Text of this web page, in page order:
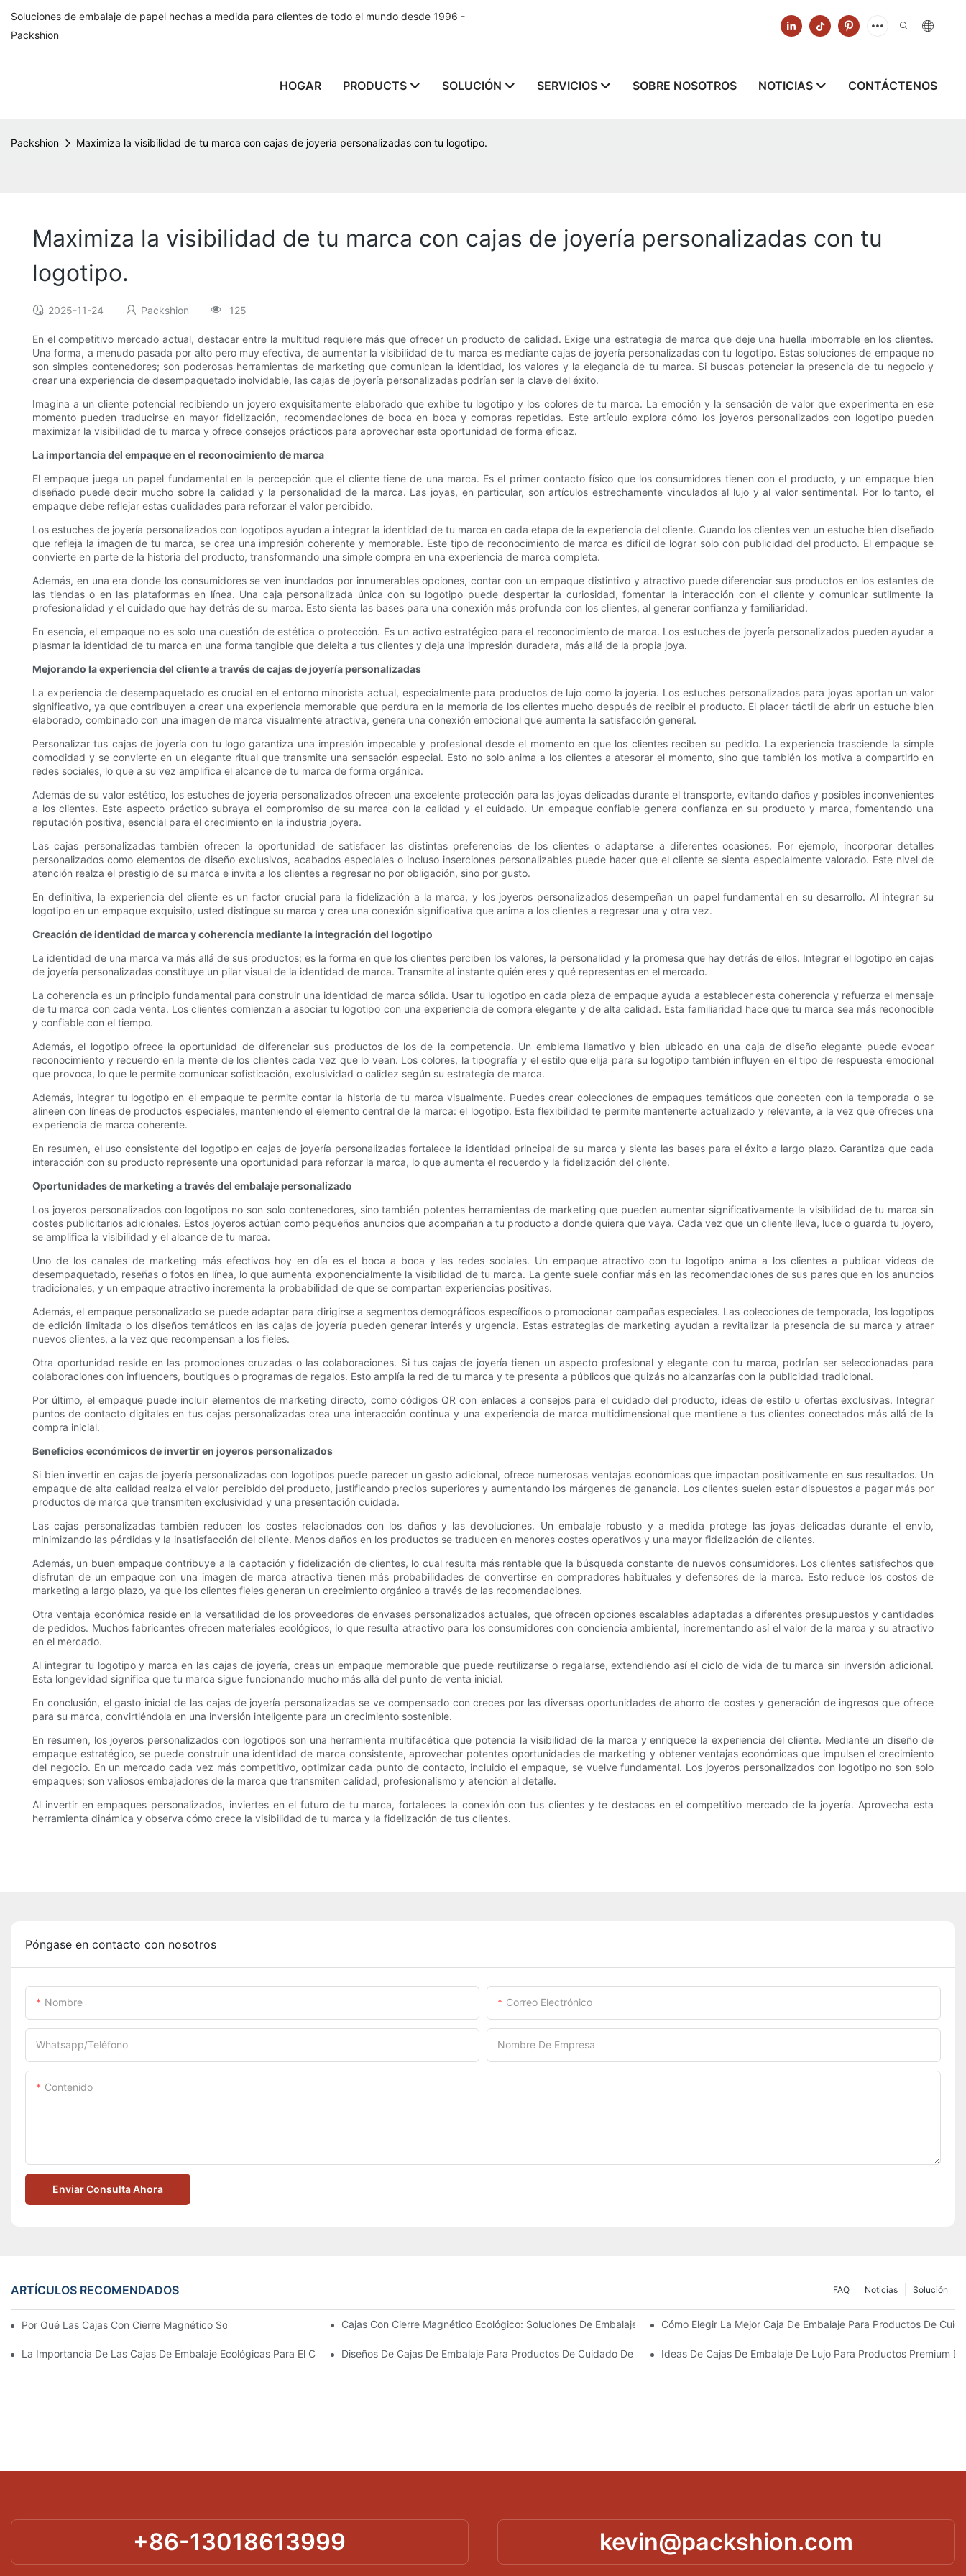
Soluciones de embalaje de papel hechas a medida para clientes de todo el mundo desde 1996 -
Packshion
HOGAR PRODUCTS SOLUCIÓN SERVICIOS SOBRE NOSOTROS NOTICIAS CONTÁCTENOS
Packshion Maximiza la visibilidad de tu marca con cajas de joyería personalizadas con tu logotipo.
Maximiza la visibilidad de tu marca con cajas de joyería personalizadas con tu
logotipo.
2025-11-24 Packshion 125
En el competitivo mercado actual, destacar entre la multitud requiere más que ofrecer un producto de calidad. Exige una estrategia de marca que deje una huella imborrable en los clientes.
Una forma, a menudo pasada por alto pero muy efectiva, de aumentar la visibilidad de tu marca es mediante cajas de joyería personalizadas con tu logotipo. Estas soluciones de empaque no
son simples contenedores; son poderosas herramientas de marketing que comunican la identidad, los valores y la elegancia de tu marca. Si buscas potenciar la presencia de tu negocio y
crear una experiencia de desempaquetado inolvidable, las cajas de joyería personalizadas podrían ser la clave del éxito.
Imagina a un cliente potencial recibiendo un joyero exquisitamente elaborado que exhibe tu logotipo y los colores de tu marca. La emoción y la sensación de valor que experimenta en ese
momento pueden traducirse en mayor fidelización, recomendaciones de boca en boca y compras repetidas. Este artículo explora cómo los joyeros personalizados con logotipo pueden
maximizar la visibilidad de tu marca y ofrece consejos prácticos para aprovechar esta oportunidad de forma eficaz.
La importancia del empaque en el reconocimiento de marca
El empaque juega un papel fundamental en la percepción que el cliente tiene de una marca. Es el primer contacto físico que los consumidores tienen con el producto, y un empaque bien
diseñado puede decir mucho sobre la calidad y la personalidad de la marca. Las joyas, en particular, son artículos estrechamente vinculados al lujo y al valor sentimental. Por lo tanto, el
empaque debe reflejar estas cualidades para reforzar el valor percibido.
Los estuches de joyería personalizados con logotipos ayudan a integrar la identidad de tu marca en cada etapa de la experiencia del cliente. Cuando los clientes ven un estuche bien diseñado
que refleja la imagen de tu marca, se crea una impresión coherente y memorable. Este tipo de reconocimiento de marca es difícil de lograr solo con publicidad del producto. El empaque se
convierte en parte de la historia del producto, transformando una simple compra en una experiencia de marca completa.
Además, en una era donde los consumidores se ven inundados por innumerables opciones, contar con un empaque distintivo y atractivo puede diferenciar sus productos en los estantes de
las tiendas o en las plataformas en línea. Una caja personalizada única con su logotipo puede despertar la curiosidad, fomentar la interacción con el cliente y comunicar sutilmente la
profesionalidad y el cuidado que hay detrás de su marca. Esto sienta las bases para una conexión más profunda con los clientes, al generar confianza y familiaridad.
En esencia, el empaque no es solo una cuestión de estética o protección. Es un activo estratégico para el reconocimiento de marca. Los estuches de joyería personalizados pueden ayudar a
plasmar la identidad de tu marca en una forma tangible que deleita a tus clientes y deja una impresión duradera, más allá de la propia joya.
Mejorando la experiencia del cliente a través de cajas de joyería personalizadas
La experiencia de desempaquetado es crucial en el entorno minorista actual, especialmente para productos de lujo como la joyería. Los estuches personalizados para joyas aportan un valor
significativo, ya que contribuyen a crear una experiencia memorable que perdura en la memoria de los clientes mucho después de recibir el producto. El placer táctil de abrir un estuche bien
elaborado, combinado con una imagen de marca visualmente atractiva, genera una conexión emocional que aumenta la satisfacción general.
Personalizar tus cajas de joyería con tu logo garantiza una impresión impecable y profesional desde el momento en que los clientes reciben su pedido. La experiencia trasciende la simple
comodidad y se convierte en un elegante ritual que transmite una sensación especial. Esto no solo anima a los clientes a atesorar el momento, sino que también los motiva a compartirlo en
redes sociales, lo que a su vez amplifica el alcance de tu marca de forma orgánica.
Además de su valor estético, los estuches de joyería personalizados ofrecen una excelente protección para las joyas delicadas durante el transporte, evitando daños y posibles inconvenientes
a los clientes. Este aspecto práctico subraya el compromiso de su marca con la calidad y el cuidado. Un empaque confiable genera confianza en su producto y marca, fomentando una
reputación positiva, esencial para el crecimiento en la industria joyera.
Las cajas personalizadas también ofrecen la oportunidad de satisfacer las distintas preferencias de los clientes o adaptarse a diferentes ocasiones. Por ejemplo, incorporar detalles
personalizados como elementos de diseño exclusivos, acabados especiales o incluso inserciones personalizables puede hacer que el cliente se sienta especialmente valorado. Este nivel de
atención realza el prestigio de su marca e invita a los clientes a regresar no por obligación, sino por gusto.
En definitiva, la experiencia del cliente es un factor crucial para la fidelización a la marca, y los joyeros personalizados desempeñan un papel fundamental en su desarrollo. Al integrar su
logotipo en un empaque exquisito, usted distingue su marca y crea una conexión significativa que anima a los clientes a regresar una y otra vez.
Creación de identidad de marca y coherencia mediante la integración del logotipo
La identidad de una marca va más allá de sus productos; es la forma en que los clientes perciben los valores, la personalidad y la promesa que hay detrás de ellos. Integrar el logotipo en cajas
de joyería personalizadas constituye un pilar visual de la identidad de marca. Transmite al instante quién eres y qué representas en el mercado.
La coherencia es un principio fundamental para construir una identidad de marca sólida. Usar tu logotipo en cada pieza de empaque ayuda a establecer esta coherencia y refuerza el mensaje
de tu marca con cada venta. Los clientes comienzan a asociar tu logotipo con una experiencia de compra elegante y de alta calidad. Esta familiaridad hace que tu marca sea más reconocible
y confiable con el tiempo.
Además, el logotipo ofrece la oportunidad de diferenciar sus productos de los de la competencia. Un emblema llamativo y bien ubicado en una caja de diseño elegante puede evocar
reconocimiento y recuerdo en la mente de los clientes cada vez que lo vean. Los colores, la tipografía y el estilo que elija para su logotipo también influyen en el tipo de respuesta emocional
que provoca, lo que le permite comunicar sofisticación, exclusividad o calidez según su estrategia de marca.
Además, integrar tu logotipo en el empaque te permite contar la historia de tu marca visualmente. Puedes crear colecciones de empaques temáticos que conecten con la temporada o se
alineen con líneas de productos especiales, manteniendo el elemento central de la marca: el logotipo. Esta flexibilidad te permite mantenerte actualizado y relevante, a la vez que ofreces una
experiencia de marca coherente.
En resumen, el uso consistente del logotipo en cajas de joyería personalizadas fortalece la identidad principal de su marca y sienta las bases para el éxito a largo plazo. Garantiza que cada
interacción con su producto represente una oportunidad para reforzar la marca, lo que aumenta el recuerdo y la fidelización del cliente.
Oportunidades de marketing a través del embalaje personalizado
Los joyeros personalizados con logotipos no son solo contenedores, sino también potentes herramientas de marketing que pueden aumentar significativamente la visibilidad de tu marca sin
costes publicitarios adicionales. Estos joyeros actúan como pequeños anuncios que acompañan a tu producto a donde quiera que vaya. Cada vez que un cliente lleva, luce o guarda tu joyero,
se amplifica la visibilidad y el alcance de tu marca.
Uno de los canales de marketing más efectivos hoy en día es el boca a boca y las redes sociales. Un empaque atractivo con tu logotipo anima a los clientes a publicar videos de
desempaquetado, reseñas o fotos en línea, lo que aumenta exponencialmente la visibilidad de tu marca. La gente suele confiar más en las recomendaciones de sus pares que en los anuncios
tradicionales, y un empaque atractivo incrementa la probabilidad de que se compartan experiencias positivas.
Además, el empaque personalizado se puede adaptar para dirigirse a segmentos demográficos específicos o promocionar campañas especiales. Las colecciones de temporada, los logotipos
de edición limitada o los diseños temáticos en las cajas de joyería pueden generar interés y urgencia. Estas estrategias de marketing ayudan a revitalizar la presencia de su marca y atraer
nuevos clientes, a la vez que recompensan a los fieles.
Otra oportunidad reside en las promociones cruzadas o las colaboraciones. Si tus cajas de joyería tienen un aspecto profesional y elegante con tu marca, podrían ser seleccionadas para
colaboraciones con influencers, boutiques o programas de regalos. Esto amplía la red de tu marca y te presenta a públicos que quizás no alcanzarías con la publicidad tradicional.
Por último, el empaque puede incluir elementos de marketing directo, como códigos QR con enlaces a consejos para el cuidado del producto, ideas de estilo u ofertas exclusivas. Integrar
puntos de contacto digitales en tus cajas personalizadas crea una interacción continua y una experiencia de marca multidimensional que mantiene a tus clientes conectados más allá de la
compra inicial.
Beneficios económicos de invertir en joyeros personalizados
Si bien invertir en cajas de joyería personalizadas con logotipos puede parecer un gasto adicional, ofrece numerosas ventajas económicas que impactan positivamente en sus resultados. Un
empaque de alta calidad realza el valor percibido del producto, justificando precios superiores y aumentando los márgenes de ganancia. Los clientes suelen estar dispuestos a pagar más por
productos de marca que transmiten exclusividad y una presentación cuidada.
Las cajas personalizadas también reducen los costes relacionados con los daños y las devoluciones. Un embalaje robusto y a medida protege las joyas delicadas durante el envío,
minimizando las pérdidas y la insatisfacción del cliente. Menos daños en los productos se traducen en menores costes operativos y una mayor fidelización de clientes.
Además, un buen empaque contribuye a la captación y fidelización de clientes, lo cual resulta más rentable que la búsqueda constante de nuevos consumidores. Los clientes satisfechos que
disfrutan de un empaque con una imagen de marca atractiva tienen más probabilidades de convertirse en compradores habituales y defensores de la marca. Esto reduce los costos de
marketing a largo plazo, ya que los clientes fieles generan un crecimiento orgánico a través de las recomendaciones.
Otra ventaja económica reside en la versatilidad de los proveedores de envases personalizados actuales, que ofrecen opciones escalables adaptadas a diferentes presupuestos y cantidades
de pedidos. Muchos fabricantes ofrecen materiales ecológicos, lo que resulta atractivo para los consumidores con conciencia ambiental, incrementando así el valor de la marca y su atractivo
en el mercado.
Al integrar tu logotipo y marca en las cajas de joyería, creas un empaque memorable que puede reutilizarse o regalarse, extendiendo así el ciclo de vida de tu marca sin inversión adicional.
Esta longevidad significa que tu marca sigue funcionando mucho más allá del punto de venta inicial.
En conclusión, el gasto inicial de las cajas de joyería personalizadas se ve compensado con creces por las diversas oportunidades de ahorro de costes y generación de ingresos que ofrece
para su marca, convirtiéndola en una inversión inteligente para un crecimiento sostenible.
En resumen, los joyeros personalizados con logotipos son una herramienta multifacética que potencia la visibilidad de la marca y enriquece la experiencia del cliente. Mediante un diseño de
empaque estratégico, se puede construir una identidad de marca consistente, aprovechar potentes oportunidades de marketing y obtener ventajas económicas que impulsen el crecimiento
del negocio. En un mercado cada vez más competitivo, optimizar cada punto de contacto, incluido el empaque, se vuelve fundamental. Los joyeros personalizados con logotipo no son solo
empaques; son valiosos embajadores de la marca que transmiten calidad, profesionalismo y atención al detalle.
Al invertir en empaques personalizados, inviertes en el futuro de tu marca, fortaleces la conexión con tus clientes y te destacas en el competitivo mercado de la joyería. Aprovecha esta
herramienta dinámica y observa cómo crece la visibilidad de tu marca y la fidelización de tus clientes.
Póngase en contacto con nosotros
Nombre Correo Electrónico
Whatsapp/Teléfono Nombre De Empresa
Contenido
Enviar Consulta Ahora
ARTÍCULOS RECOMENDADOS Solución
Noticias
FAQ
Por Qué Las Cajas Con Cierre Magnético Son La Mejor Opción Para Un Embalaje PremiumCajas Con Cierre Magnético Ecológico: Soluciones De Embalaje SosteniblesCómo Elegir La Mejor Caja De Embalaje Para Productos De
La Importancia De Las Cajas De Embalaje Ecológicas Para El Cuidado De La PielDiseños De Cajas De Embalaje Para Productos De Cuidado De La Piel Personalizados Que Fomentan La Fidelidad A La Marca
Ideas De Cajas De Embalaje De Lujo Para Productos Premium
+86-13018613999 kevin@packshion.com